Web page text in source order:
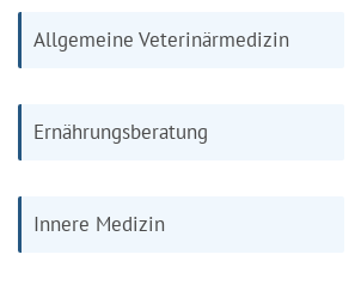
Allgemeine Veterinärmedizin
Ernährungsberatung
Innere Medizin